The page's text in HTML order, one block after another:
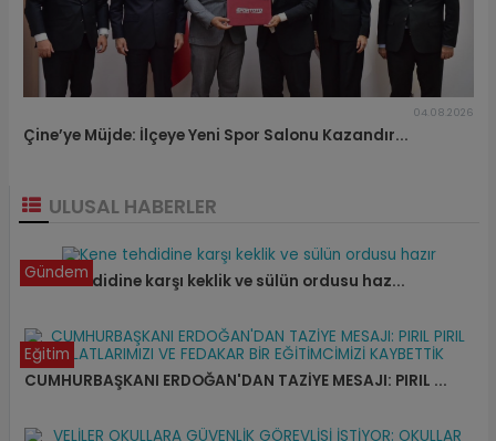
04.08.2026
Çine’ye Müjde: İlçeye Yeni Spor Salonu Kazandır...
ULUSAL HABERLER
Kene tehdidine karşı keklik ve sülün ordusu haz...
Gündem
CUMHURBAŞKANI ERDOĞAN'DAN TAZİYE MESAJI: PIRIL ...
Eğitim